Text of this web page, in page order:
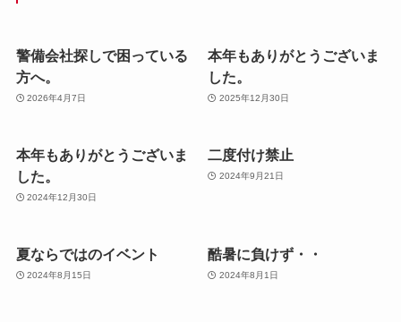
警備会社探しで困っている
方へ。
2026年4月7日
本年もありがとうございま
した。
2025年12月30日
本年もありがとうございま
した。
2024年12月30日
二度付け禁止
2024年9月21日
夏ならではのイベント
2024年8月15日
酷暑に負けず・・
2024年8月1日